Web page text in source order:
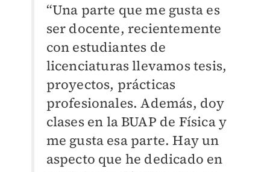
“Una parte que me gusta es
ser docente, recientemente
con estudiantes de
licenciaturas llevamos tesis,
proyectos, prácticas
profesionales. Además, doy
clases en la BUAP de Física y
me gusta esa parte. Hay un
aspecto que he dedicado en